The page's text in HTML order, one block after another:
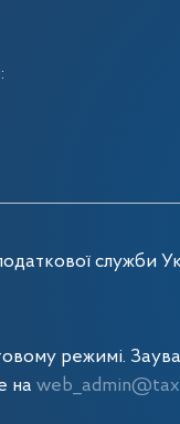
служби
режимі.
на